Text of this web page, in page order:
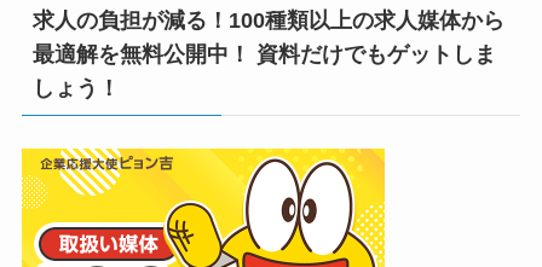
求人の負担が減る！100種類以上の求人媒体から
最適解を無料公開中！ 資料だけでもゲットしま
しょう！